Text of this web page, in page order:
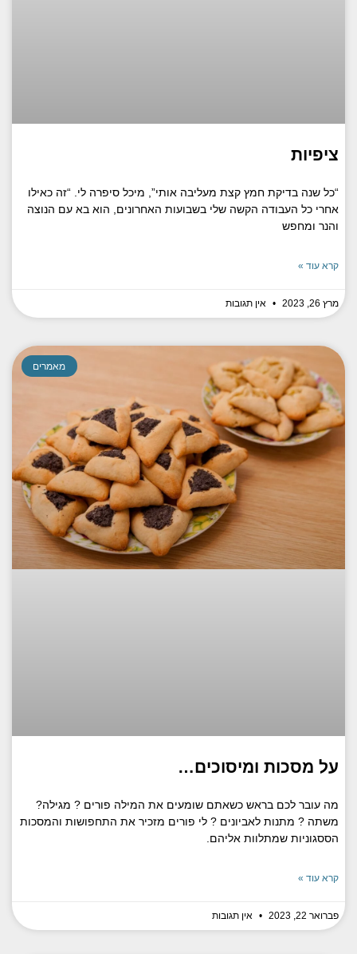
ציפיות
“כל שנה בדיקת חמץ קצת מעליבה אותי”, מיכל סיפרה לי. “זה כאילו
אחרי כל העבודה הקשה שלי בשבועות האחרונים, הוא בא עם הנוצה
והנר ומחפש
קרא עוד »
מרץ 26, 2023 אין תגובות
מאמרים
על מסכות ומיסוכים…
מה עובר לכם בראש כשאתם שומעים את המילה פורים ? מגילה?
משתה ? מתנות לאביונים ? לי פורים מזכיר את התחפושות והמסכות
הססגוניות שמתלוות אליהם.
קרא עוד »
פברואר 22, 2023 אין תגובות